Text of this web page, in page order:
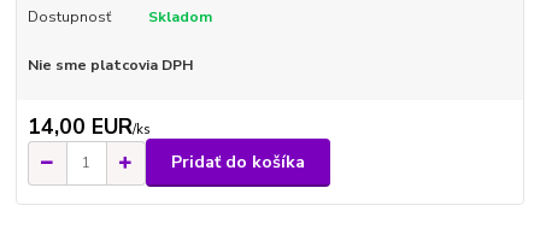
Dostupnosť Skladom
Nie sme platcovia DPH
14,00 EUR/ks
Pridať do košíka